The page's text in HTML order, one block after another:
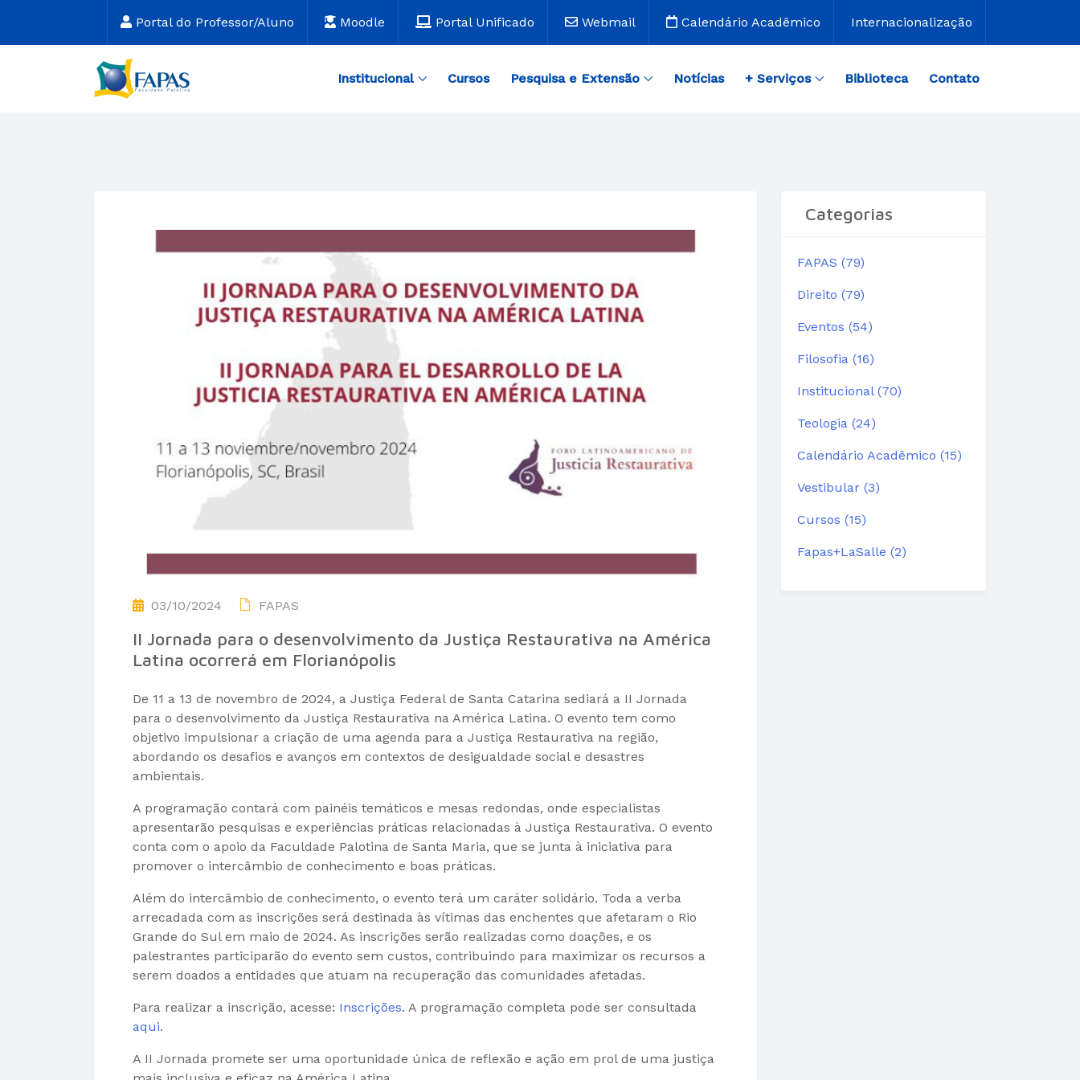
Portal do Professor/Aluno Moodle Portal Unificado Webmail Calendário Acadêmico Internacionalização
Institucional Cursos Pesquisa e Extensão Notícias + Serviços Biblioteca Contato
03/10/2024 FAPAS
II Jornada para o desenvolvimento da Justiça Restaurativa na América
Latina ocorrerá em Florianópolis
De 11 a 13 de novembro de 2024, a Justiça Federal de Santa Catarina sediará a II Jornada
para o desenvolvimento da Justiça Restaurativa na América Latina. O evento tem como
objetivo impulsionar a criação de uma agenda para a Justiça Restaurativa na região,
abordando os desafios e avanços em contextos de desigualdade social e desastres
ambientais.
A programação contará com painéis temáticos e mesas redondas, onde especialistas
apresentarão pesquisas e experiências práticas relacionadas à Justiça Restaurativa. O evento
conta com o apoio da Faculdade Palotina de Santa Maria, que se junta à iniciativa para
promover o intercâmbio de conhecimento e boas práticas.
Além do intercâmbio de conhecimento, o evento terá um caráter solidário. Toda a verba
arrecadada com as inscrições será destinada às vítimas das enchentes que afetaram o Rio
Grande do Sul em maio de 2024. As inscrições serão realizadas como doações, e os
palestrantes participarão do evento sem custos, contribuindo para maximizar os recursos a
serem doados a entidades que atuam na recuperação das comunidades afetadas.
Para realizar a inscrição, acesse: Inscrições. A programação completa pode ser consultada
aqui.
A II Jornada promete ser uma oportunidade única de reflexão e ação em prol de uma justiça
Categorias
FAPAS (79)
Direito (79)
Eventos (54)
Filosofia (16)
Institucional (70)
Teologia (24)
Calendário Acadêmico (15)
Vestibular (3)
Cursos (15)
Fapas+LaSalle (2)